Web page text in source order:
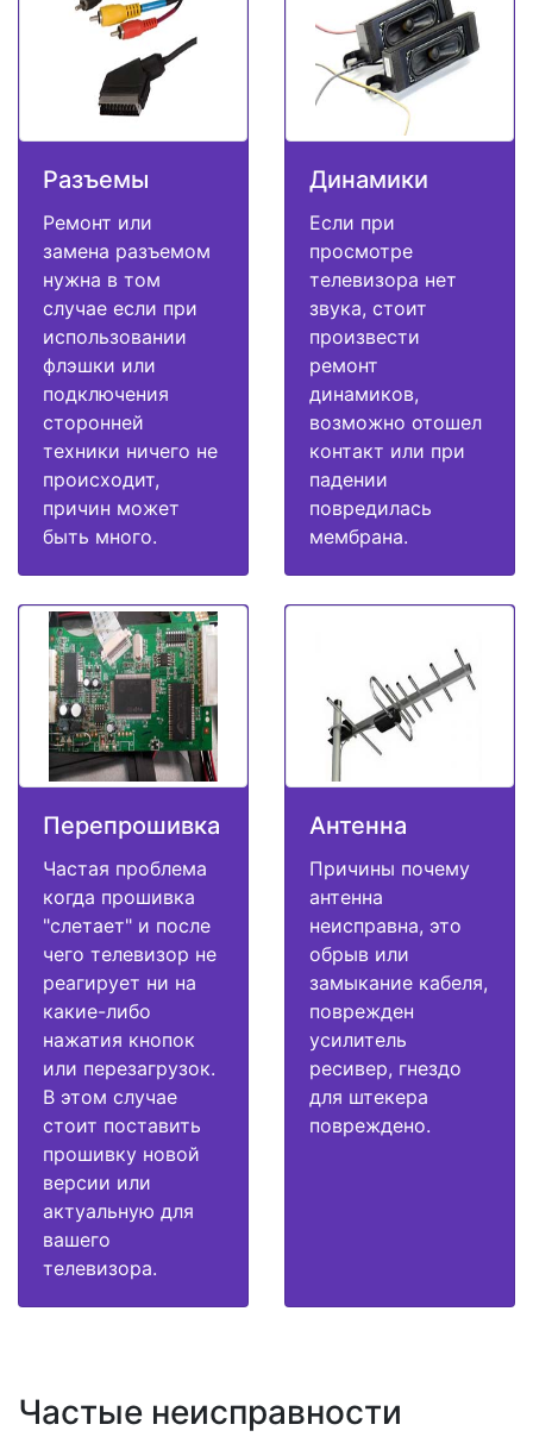
Разъемы
Ремонт или
замена разъемом
нужна в том
случае если при
использовании
флэшки или
подключения
сторонней
техники ничего не
происходит,
причин может
быть много.
Динамики
Если при
просмотре
телевизора нет
звука, стоит
произвести
ремонт
динамиков,
возможно отошел
контакт или при
падении
повредилась
мембрана.
Перепрошивка
Частая проблема
когда прошивка
"слетает" и после
чего телевизор не
реагирует ни на
какие-либо
нажатия кнопок
или перезагрузок.
В этом случае
стоит поставить
прошивку новой
версии или
актуальную для
вашего
телевизора.
Антенна
Причины почему
антенна
неисправна, это
обрыв или
замыкание кабеля,
поврежден
усилитель
ресивер, гнездо
для штекера
повреждено.
Частые неисправности